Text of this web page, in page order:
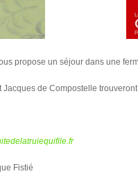
propose un séjour dans une
Jacques de Compostelle
Fistié